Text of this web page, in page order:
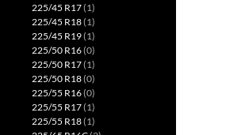
225/45 R17(1)
225/45 R18(1)
225/45 R19(1)
225/50 R16(0)
225/50 R17(1)
225/50 R18(0)
225/55 R16(0)
225/55 R17(1)
225/55 R18(1)